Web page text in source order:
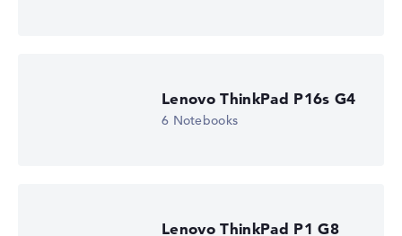
Lenovo ThinkPad P16s G4
6 Notebooks
Lenovo ThinkPad P1 G8